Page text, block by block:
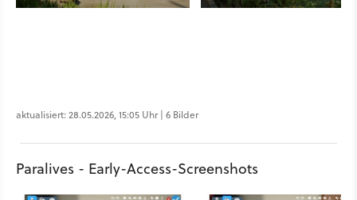
aktualisiert: 28.05.2026, 15:05 Uhr | 6 Bilder
Paralives - Early-Access-Screenshots